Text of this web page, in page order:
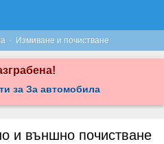
· Измиване и почистване
за За автомобила
и външно почистване